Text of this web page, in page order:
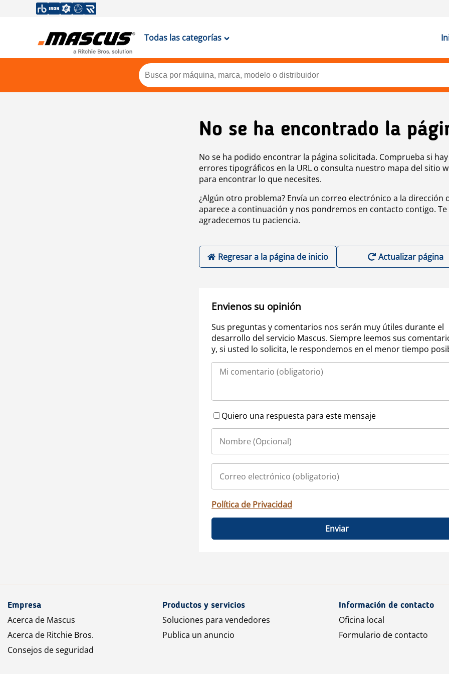
Todas las categorías
No se ha encontrado la
No se ha podido encontrar la página solicitada. Comprueba si hay
errores tipográficos en la URL o consulta nuestro mapa del sitio
para encontrar lo que necesites.
¿Algún otro problema? Envía un correo electrónico a la dirección
aparece a continuación y nos pondremos en contacto contigo. Te
agradecemos tu paciencia.
Regresar a la página de inicio Actualizar página
Envienos su opinión
Sus preguntas y comentarios nos serán muy útiles durante el
desarrollo del servicio Mascus. Siempre leemos sus
y, si usted lo solicita, le respondemos en el menor tiempo
Quiero una respuesta para este mensaje
Política de Privacidad
Enviar
Empresa
Acerca de Mascus
Acerca de Ritchie Bros.
Consejos de seguridad
Productos y servicios
Soluciones para vendedores
Publica un anuncio
Información de contacto
Oficina local
Formulario de contacto